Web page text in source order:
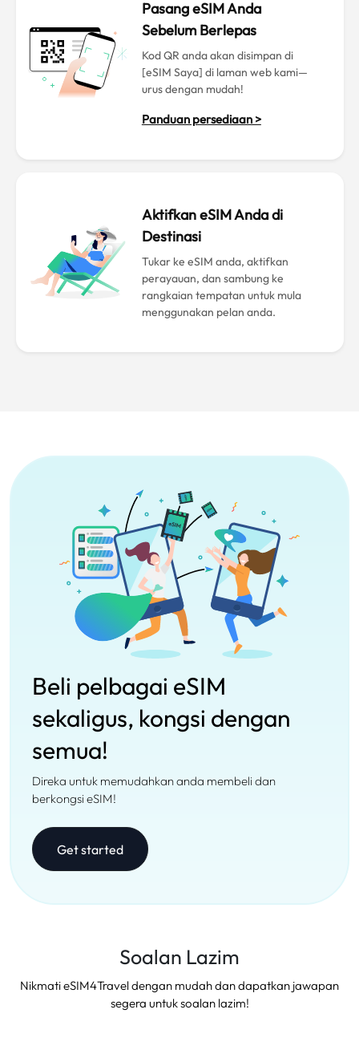
Pasang eSIM Anda
Sebelum Berlepas
Kod QR anda akan disimpan di
[eSIM Saya] di laman web kami—
urus dengan mudah!
Panduan persediaan >
Aktifkan eSIM Anda di
Destinasi
Tukar ke eSIM anda, aktifkan
perayauan, dan sambung ke
rangkaian tempatan untuk mula
menggunakan pelan anda.
Beli pelbagai eSIM
sekaligus, kongsi dengan
semua!
Direka untuk memudahkan anda membeli dan
berkongsi eSIM!
Get started
Soalan Lazim
Nikmati eSIM4Travel dengan mudah dan dapatkan jawapan
segera untuk soalan lazim!